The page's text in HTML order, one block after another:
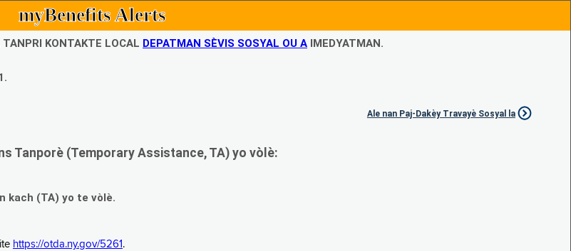
myBenefits Alerts
KONTAKTE LOCAL DEPATMAN SÈVIS SOSYAL OU A IMEDYATMAN.
Ale nan Paj-Dakèy Travayè Sosyal la
Tanporè (Temporary Assistance, TA) yo vòlè:
kach (TA) yo te vòlè.
https://otda.ny.gov/5261 .